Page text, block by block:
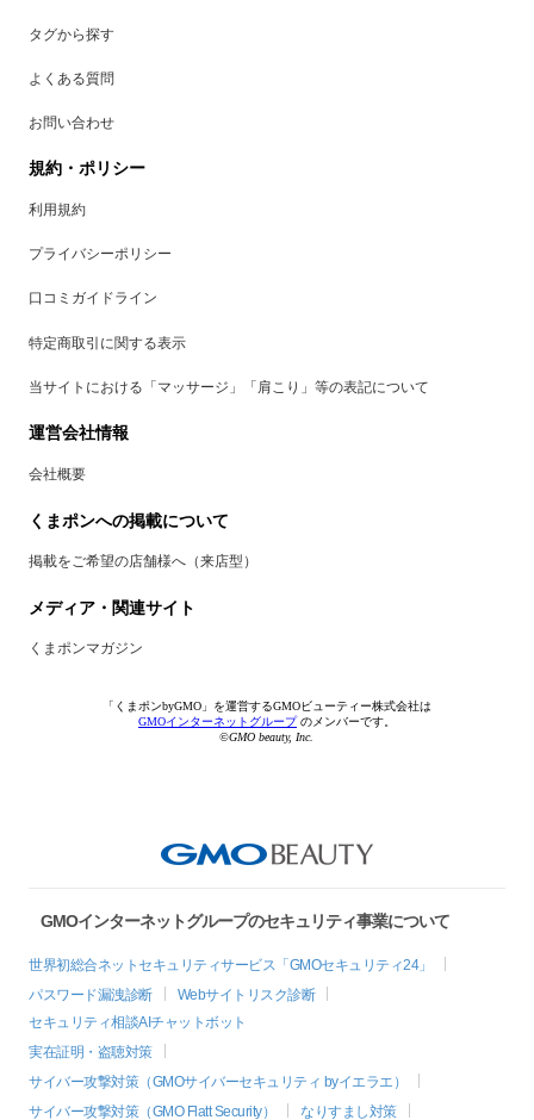
タグから探す
よくある質問
お問い合わせ
規約・ポリシー
利用規約
プライバシーポリシー
口コミガイドライン
特定商取引に関する表示
当サイトにおける「マッサージ」「肩こり」等の表記について
運営会社情報
会社概要
くまポンへの掲載について
掲載をご希望の店舗様へ（来店型）
メディア・関連サイト
くまポンマガジン
「くまポンbyGMO」を運営するGMOビューティー株式会社は
GMOインターネットグループのメンバーです。
©GMO beauty, Inc.
GMOインターネットグループのセキュリティ事業について
世界初総合ネットセキュリティサービス「GMOセキュリティ24」
パスワード漏洩診断
Webサイトリスク診断
セキュリティ相談AIチャットボット
実在証明・盗聴対策
サイバー攻撃対策（GMOサイバーセキュリティ byイエラエ）
サイバー攻撃対策（GMO Flatt Security）
なりすまし対策